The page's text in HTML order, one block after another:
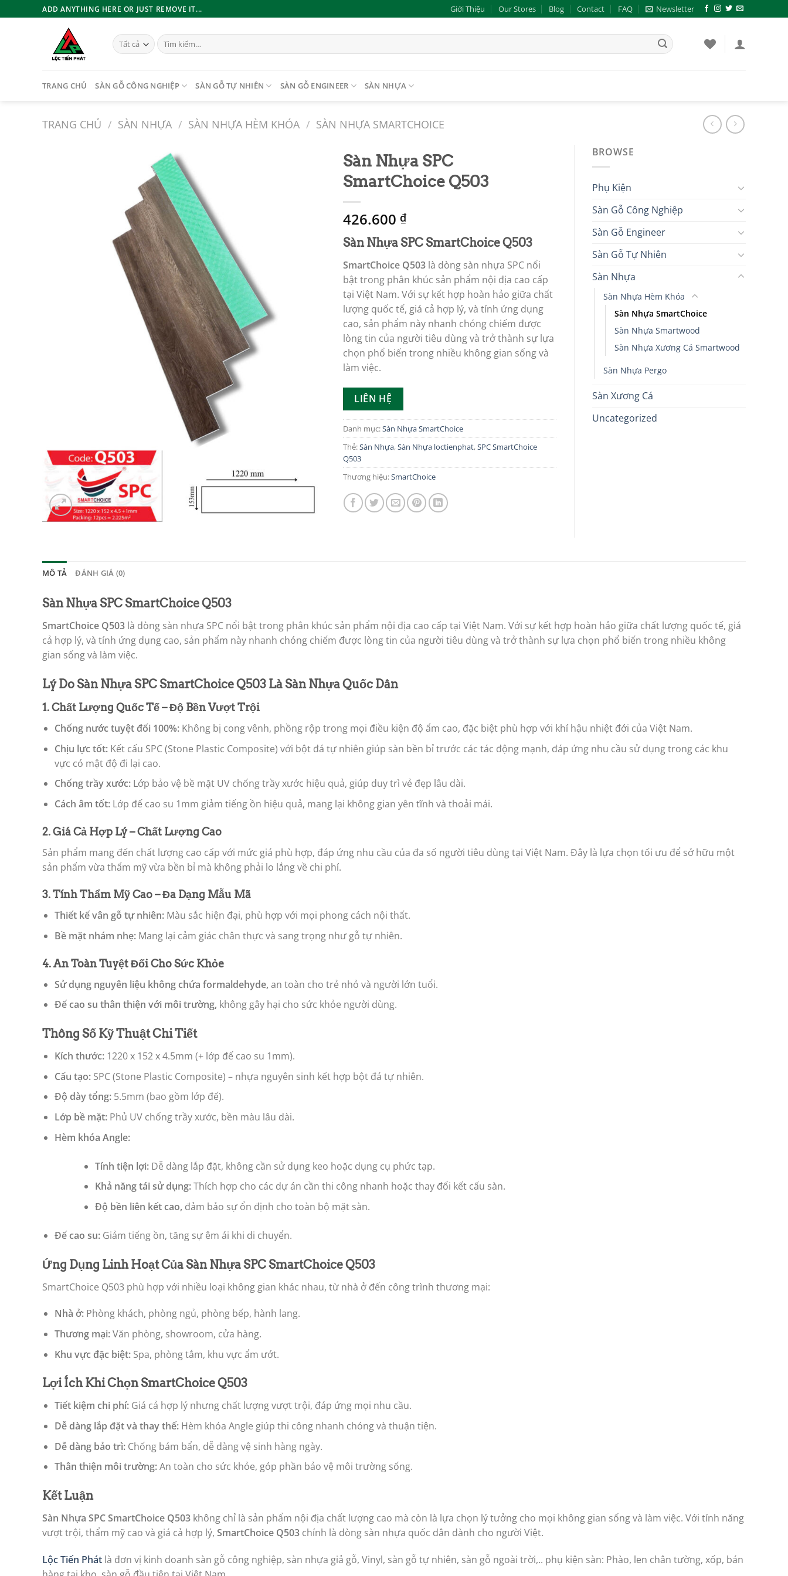
qua
ADD ANYTHING HERE OR JUST REMOVE IT... Giới Thiệu Our Stores Blog Contact FAQ Newsletter
Tìm
kiếm:
TRANG CHỦ SÀN GỖ CÔNG NGHIỆP SÀN GỖ TỰ NHIÊN SÀN GỖ ENGINEER SÀN NHỰA
TRANG CHỦ / SÀN NHỰA / SÀN NHỰA HÈM KHÓA / SÀN NHỰA SMARTCHOICE
Sàn Nhựa SPC
SmartChoice Q503
426.600 ₫
Sàn Nhựa SPC SmartChoiceQ503
SmartChoice Q503là dòng sàn nhựa SPC nổi
bật trong phân khúc sản phẩm nội địa cao cấp
tại Việt Nam. Với sự kết hợp hoàn hảo giữa chất
lượng quốc tế, giá cả hợp lý, và tính ứng dụng
cao, sản phẩm này nhanh chóng chiếm được
lòng tin của người tiêu dùng và trở thành sự lựa
chọn phổ biến trong nhiều không gian sống và
làm việc.
LIÊN HỆ
Danh mục:Sàn Nhựa SmartChoice
Thẻ:Sàn Nhựa,Sàn Nhựa loctienphat,SPC SmartChoice
Q503
Thương hiệu:SmartChoice
BROWSE
Phụ Kiện
Sàn Gỗ Công Nghiệp
Sàn Gỗ Engineer
Sàn Gỗ Tự Nhiên
Sàn Nhựa
Sàn Nhựa Hèm Khóa
Sàn Nhựa SmartChoice
Sàn Nhựa Smartwood
Sàn Nhựa Xương Cá Smartwood
Sàn Nhựa Pergo
Sàn Xương Cá
Uncategorized
MÔ TẢ ĐÁNH GIÁ (0)
Sàn Nhựa SPC SmartChoiceQ503
SmartChoice Q503 là dòng sàn nhựa SPC nổi bật trong phân khúc sản phẩm nội địa cao cấp tại Việt Nam. Với sự kết hợp hoàn hảo giữa chất lượng quốc tế, giá
cả hợp lý, và tính ứng dụng cao, sản phẩm này nhanh chóng chiếm được lòng tin của người tiêu dùng và trở thành sự lựa chọn phổ biến trong nhiều không
gian sống và làm việc.
Lý Do Sàn Nhựa SPC SmartChoice Q503 Là Sàn Nhựa Quốc Dân
1. Chất Lượng Quốc Tế – Độ Bền Vượt Trội
Chống nước tuyệt đối 100%:Không bị cong vênh, phồng rộp trong mọi điều kiện độ ẩm cao, đặc biệt phù hợp với khí hậu nhiệt đới của Việt Nam.
Chịu lực tốt:Kết cấu SPC (Stone Plastic Composite) với bột đá tự nhiên giúp sàn bền bỉ trước các tác động mạnh, đáp ứng nhu cầu sử dụng trong các khu
vực có mật độ đi lại cao.
Chống trầy xước:Lớp bảo vệ bề mặt UV chống trầy xước hiệu quả, giúp duy trì vẻ đẹp lâu dài.
Cách âm tốt:Lớp đế cao su 1mm giảm tiếng ồn hiệu quả, mang lại không gian yên tĩnh và thoải mái.
2. Giá Cả Hợp Lý – Chất Lượng Cao
Sản phẩm mang đến chất lượng cao cấp với mức giá phù hợp, đáp ứng nhu cầu của đa số người tiêu dùng tại Việt Nam. Đây là lựa chọn tối ưu để sở hữu một
sản phẩm vừa thẩm mỹ vừa bền bỉ mà không phải lo lắng về chi phí.
3. Tính Thẩm Mỹ Cao – Đa Dạng Mẫu Mã
Thiết kế vân gỗ tự nhiên:Màu sắc hiện đại, phù hợp với mọi phong cách nội thất.
Bề mặt nhám nhẹ:Mang lại cảm giác chân thực và sang trọng như gỗ tự nhiên.
4. An Toàn Tuyệt Đối Cho Sức Khỏe
Sử dụng nguyên liệu không chứa formaldehyde, an toàn cho trẻ nhỏ và người lớn tuổi.
Đế cao su thân thiện với môi trường, không gây hại cho sức khỏe người dùng.
Thông Số Kỹ Thuật Chi Tiết
Kích thước:1220 x 152 x 4.5mm (+ lớp đế cao su 1mm).
Cấu tạo:SPC (Stone Plastic Composite) – nhựa nguyên sinh kết hợp bột đá tự nhiên.
Độ dày tổng:5.5mm (bao gồm lớp đế).
Lớp bề mặt:Phủ UV chống trầy xước, bền màu lâu dài.
Hèm khóa Angle:
Tính tiện lợi:Dễ dàng lắp đặt, không cần sử dụng keo hoặc dụng cụ phức tạp.
Khả năng tái sử dụng:Thích hợp cho các dự án cần thi công nhanh hoặc thay đổi kết cấu sàn.
Độ bền liên kết cao, đảm bảo sự ổn định cho toàn bộ mặt sàn.
Đế cao su:Giảm tiếng ồn, tăng sự êm ái khi di chuyển.
Ứng Dụng Linh Hoạt Của Sàn Nhựa SPC SmartChoice Q503
SmartChoice Q503 phù hợp với nhiều loại không gian khác nhau, từ nhà ở đến công trình thương mại:
Nhà ở:Phòng khách, phòng ngủ, phòng bếp, hành lang.
Thương mại:Văn phòng, showroom, cửa hàng.
Khu vực đặc biệt:Spa, phòng tắm, khu vực ẩm ướt.
Lợi Ích Khi Chọn SmartChoice Q503
Tiết kiệm chi phí:Giá cả hợp lý nhưng chất lượng vượt trội, đáp ứng mọi nhu cầu.
Dễ dàng lắp đặt và thay thế:Hèm khóa Angle giúp thi công nhanh chóng và thuận tiện.
Dễ dàng bảo trì:Chống bám bẩn, dễ dàng vệ sinh hàng ngày.
Thân thiện môi trường:An toàn cho sức khỏe, góp phần bảo vệ môi trường sống.
Kết Luận
Sàn Nhựa SPC SmartChoice Q503 không chỉ là sản phẩm nội địa chất lượng cao mà còn là lựa chọn lý tưởng cho mọi không gian sống và làm việc. Với tính năng
vượt trội, thẩm mỹ cao và giá cả hợp lý, SmartChoice Q503 chính là dòng sàn nhựa quốc dân dành cho người Việt.
Lộc Tiến Phát là đơn vị kinh doanh sàn gỗ công nghiệp, sàn nhựa giả gỗ, Vinyl, sàn gỗ tự nhiên, sàn gỗ ngoài trời,.. phụ kiện sàn: Phào, len chân tường, xốp, bán